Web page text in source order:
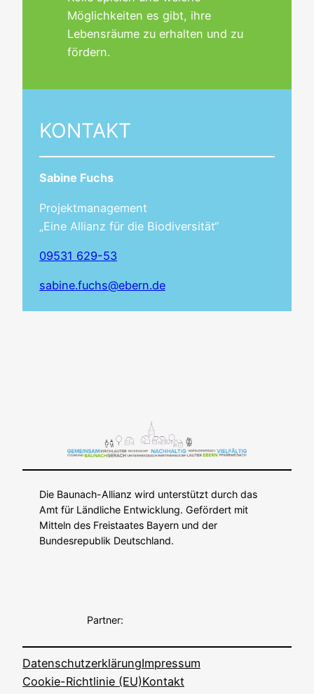
Möglichkeiten es gibt, ihre
Lebensräume zu erhalten und zu
fördern.
KONTAKT
Sabine Fuchs
Projektmanagement
„Eine Allianz für die Biodiversität“
09531 629-53
sabine.fuchs@ebern.de
Die Baunach-Allianz wird unterstützt durch das
Amt für Ländliche Entwicklung. Gefördert mit
Mitteln des Freistaates Bayern und der
Bundesrepublik Deutschland.
Partner:
DatenschutzerklärungImpressum
Cookie-Richtlinie (EU)Kontakt